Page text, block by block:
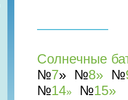
Солнечные
№7» №8» №
№14» №15»